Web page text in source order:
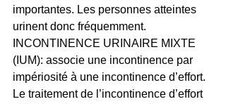
importantes. Les personnes atteintes
urinent donc fréquemment.
INCONTINENCE URINAIRE MIXTE
(IUM): associe une incontinence par
impériosité à une incontinence d’effort.
Le traitement de l’incontinence d’effort